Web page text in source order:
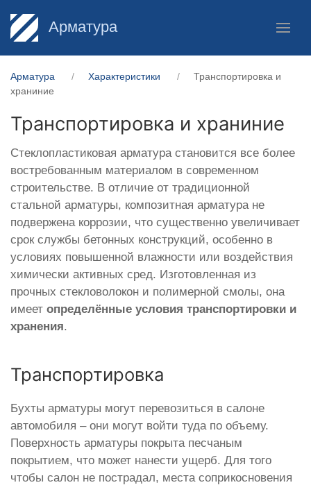
Арматура
Арматура Характеристики
Транспортировка и
храниние
Транспортировка и храниние
Стеклопластиковая арматура становится все более
востребованным материалом в современном
строительстве. В отличие от традиционной
стальной арматуры, композитная арматура не
подвержена коррозии, что существенно увеличивает
срок службы бетонных конструкций, особенно в
условиях повышенной влажности или воздействия
химически активных сред. Изготовленная из
прочных стекловолокон и полимерной смолы, она
имеет определённые условия транспортировки и
хранения.
Транспортировка
Бухты арматуры могут перевозиться в салоне
автомобиля – они могут войти туда по объему.
Поверхность арматуры покрыта песчаным
покрытием, что может нанести ущерб. Для того
чтобы салон не пострадал, места соприкосновения